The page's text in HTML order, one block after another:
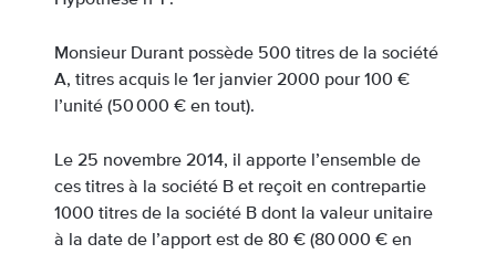
Monsieur Durant possède 500 titres de la société
A, titres acquis le 1er janvier 2000 pour 100 €
l’unité (50 000 € en tout).
Le 25 novembre 2014, il apporte l’ensemble de
ces titres à la société B et reçoit en contrepartie
1000 titres de la société B dont la valeur unitaire
à la date de l’apport est de 80 € (80 000 € en